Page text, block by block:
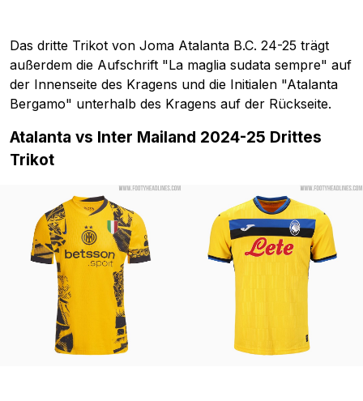
Das dritte Trikot von Joma Atalanta B.C. 24-25 trägt
außerdem die Aufschrift "La maglia sudata sempre" auf
der Innenseite des Kragens und die Initialen "Atalanta
Bergamo" unterhalb des Kragens auf der Rückseite.
Atalanta vs Inter Mailand 2024-25 Drittes
Trikot